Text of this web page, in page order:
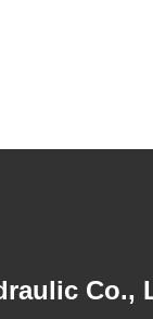
Co.,